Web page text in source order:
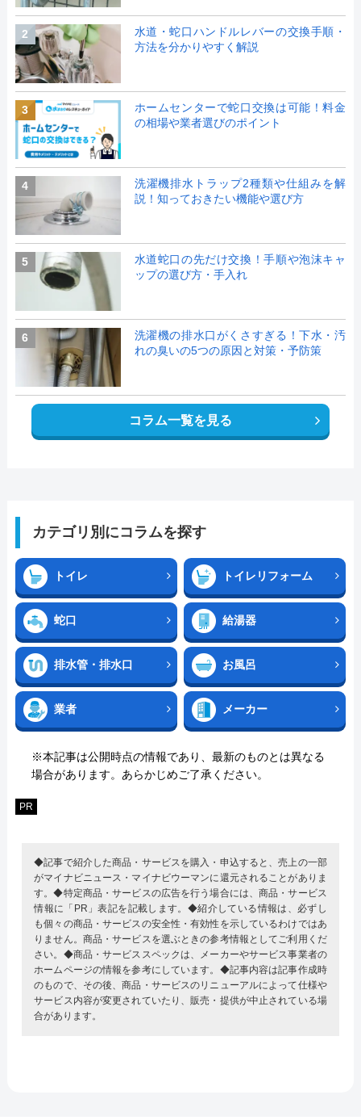
2
水道・蛇口ハンドルレバーの交換手順・
方法を分かりやすく解説
3
ホームセンターで蛇口交換は可能！料金
の相場や業者選びのポイント
4
洗濯機排水トラップ2種類や仕組みを解
説！知っておきたい機能や選び方
5
水道蛇口の先だけ交換！手順や泡沫キャ
ップの選び方・手入れ
6
洗濯機の排水口がくさすぎる！下水・汚
れの臭いの5つの原因と対策・予防策
コラム一覧を見る
カテゴリ別にコラムを探す
トイレ トイレリフォーム
蛇口 給湯器
排水管・排水口 お風呂
業者 メーカー
※本記事は公開時点の情報であり、最新のものとは異なる
場合があります。あらかじめご了承ください。
PR
◆記事で紹介した商品・サービスを購入・申込すると、売上の一部
がマイナビニュース・マイナビウーマンに還元されることがありま
す。◆特定商品・サービスの広告を行う場合には、商品・サービス
情報に「PR」表記を記載します。◆紹介している情報は、必ずし
も個々の商品・サービスの安全性・有効性を示しているわけではあ
りません。商品・サービスを選ぶときの参考情報としてご利用くだ
さい。◆商品・サービススペックは、メーカーやサービス事業者の
ホームページの情報を参考にしています。◆記事内容は記事作成時
のもので、その後、商品・サービスのリニューアルによって仕様や
サービス内容が変更されていたり、販売・提供が中止されている場
合があります。